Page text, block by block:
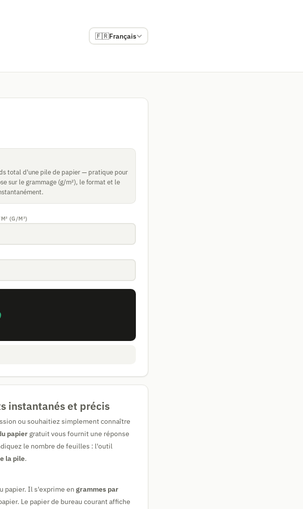
🇫🇷Français
total d'une pile de papier — pratique pour
sur le grammage (g/m²), le format et le
(G/M²)
instantanés et précis
ou souhaitiez simplement connaître
papier gratuit vous fournit une réponse
le nombre de feuilles : l'outil
la pile.
papier. Il s'exprime en grammes par
Le papier de bureau courant affiche